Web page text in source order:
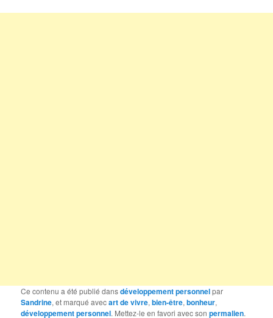
Ce contenu a été publié dansdéveloppement personnelpar
Sandrine, et marqué avecart de vivre,bien-être,bonheur,
développement personnel. Mettez-le en favori avec sonpermalien.